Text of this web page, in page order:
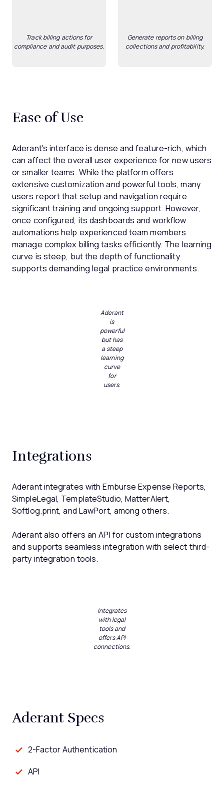
Track billing actions for
compliance and audit purposes.
Generate reports on billing
collections and profitability.
Ease of Use
Aderant's interface is dense and feature-rich, which
can affect the overall user experience for new users
or smaller teams. While the platform offers
extensive customization and powerful tools, many
users report that setup and navigation require
significant training and ongoing support. However,
once configured, its dashboards and workflow
automations help experienced team members
manage complex billing tasks efficiently. The learning
curve is steep, but the depth of functionality
supports demanding legal practice environments.
Aderant
is
powerful
but has
a steep
learning
curve
for
users.
Integrations
Aderant integrates with Emburse Expense Reports,
SimpleLegal, TemplateStudio, MatterAlert,
Softlog.print, and LawPort, among others.
Aderant also offers an API for custom integrations
and supports seamless integration with select third-
party integration tools.
Integrates
with legal
tools and
offers API
connections.
Aderant Specs
2-Factor Authentication
API